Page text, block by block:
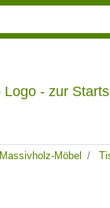
Massivholz-Möbel